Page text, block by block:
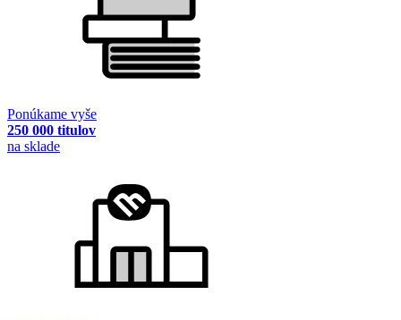
Ponúkame vyše
250 000 titulov
na sklade